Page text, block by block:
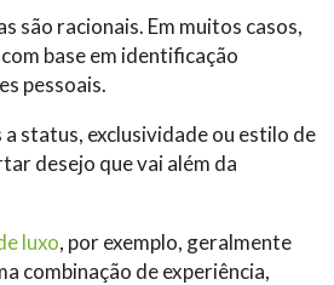
são racionais. Em muitos casos,
base em identificação
pessoais.
status, exclusividade ou estilo de
desejo que vai além da
luxo, por exemplo, geralmente
combinação de experiência,